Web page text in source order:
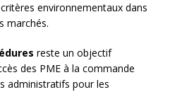
environnementaux dans
marchés.
reste un objectif
des PME à la commande
administratifs pour les